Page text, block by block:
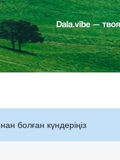
болған күндеріңіз